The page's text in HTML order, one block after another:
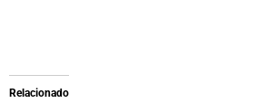
Relacionado